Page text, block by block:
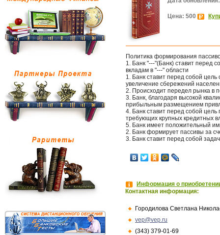
Цена: 500
Политика формирования
1. Банк "---"(Банк) ставит перед
вкладам в "---" области
1. Банк ставит перед собой
увеличение сбережений
2. Происходит передел рынка в
3. Банк, благодаря высокой
прибыльным размещением
4. Банк ставит перед собой
требующих крупных кредитных
5. Банк имеет положительный
2. Банк формирует пассивы за
3. Банк ставит перед собой
Информация о
Контактная информация:
Городилова Светлана
vep@vep.ru
(343) 379-01-69